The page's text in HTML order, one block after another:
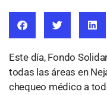
Este día, Fondo
todas las áreas en
chequeo médico a